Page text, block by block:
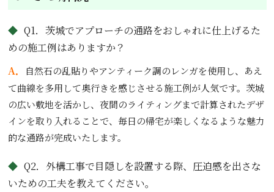
Q1．茨城でアプローチの通路をおしゃれに仕上げるた
めの施工例はありますか？
A．
自然石の乱貼りやアンティーク調のレンガを使用し、あえ
て曲線を多用して奥行きを感じさせる施工例が人気です。茨城
の広い敷地を活かし、夜間のライティングまで計算されたデザ
インを取り入れることで、毎日の帰宅が楽しくなるような魅力
的な通路が完成いたします。
Q2．外構工事で目隠しを設置する際、圧迫感を出さな
いための工夫を教えてください。